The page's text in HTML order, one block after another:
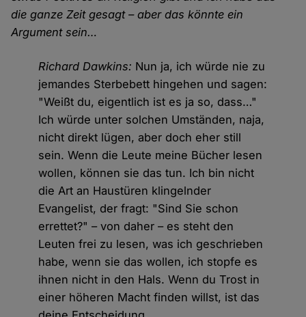
die ganze Zeit gesagt – aber das könnte ein
Argument sein…
Richard Dawkins: Nun ja, ich würde nie zu
jemandes Sterbebett hingehen und sagen:
"Weißt du, eigentlich ist es ja so, dass…"
Ich würde unter solchen Umständen, naja,
nicht direkt lügen, aber doch eher still
sein. Wenn die Leute meine Bücher lesen
wollen, können sie das tun. Ich bin nicht
die Art an Haustüren klingelnder
Evangelist, der fragt: "Sind Sie schon
errettet?" – von daher – es steht den
Leuten frei zu lesen, was ich geschrieben
habe, wenn sie das wollen, ich stopfe es
ihnen nicht in den Hals. Wenn du Trost in
einer höheren Macht finden willst, ist das